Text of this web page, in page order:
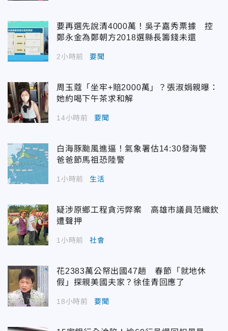
要再選先說清4000萬！吳子嘉秀票據 控
鄭永金為鄭朝方2018選縣長籌錢未還
2小時前 要聞
周玉蔻「坐牢+賠2000萬」？張淑娟親曝：
她約喝下午茶求和解
14小時前 要聞
白海豚颱風進逼！氣象署估14:30發海警
爸爸節馬祖恐陸警
1小時前 生活
疑涉原鄉工程貪污弊案 高雄市議員范織欽
遭聲押
1小時前 社會
花2383萬公帑出國47趟 春節「就地休
假」探親美國夫家？徐佳青回應了
18小時前 要聞